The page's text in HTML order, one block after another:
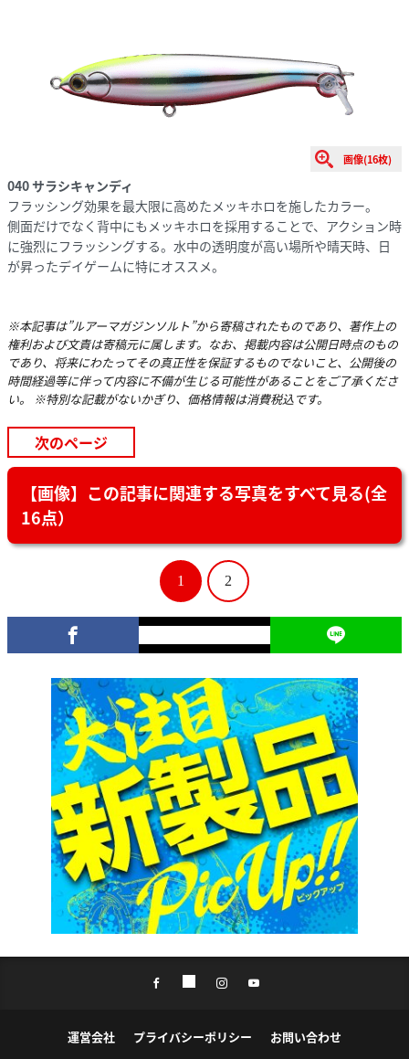
画像(16枚)
040 サラシキャンディ
フラッシング効果を最大限に高めたメッキホロを施したカラー。
側面だけでなく背中にもメッキホロを採用することで、アクション時
に強烈にフラッシングする。水中の透明度が高い場所や晴天時、日
が昇ったデイゲームに特にオススメ。
※本記事は”ルアーマガジンソルト”から寄稿されたものであり、著作上の
権利および文責は寄稿元に属します。なお、掲載内容は公開日時点のもの
であり、将来にわたってその真正性を保証するものでないこと、公開後の
時間経過等に伴って内容に不備が生じる可能性があることをご了承くださ
い。 ※特別な記載がないかぎり、価格情報は消費税込です。
次のページ
【画像】この記事に関連する写真をすべて見る(全
16点）
1 2
運営会社 プライバシーポリシー お問い合わせ